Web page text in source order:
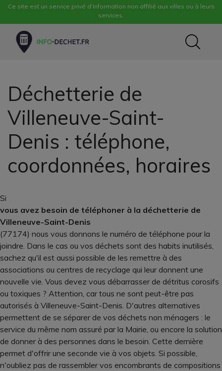
Ce site est un service privé d'information non affilié aux villes ou à leurs
services.
Déchetterie de
Villeneuve-Saint-
Denis : téléphone,
coordonnées, horaires
Si
vous avez besoin de téléphoner à la déchetterie de
Villeneuve-Saint-Denis
(77174) nous vous donnons le numéro de téléphone pour la
joindre. Dans le cas ou vos déchets sont des habits inutilisés,
sachez qu'il est aussi possible de les remettre à des
associations ou centres de recyclage qui leur donnent une
nouvelle vie. Vous devez vous débarrasser de détritus corosifs
ou toxiques ? Attention, car tous ne sont peut-être pas
autorisés à Villeneuve-Saint-Denis. D'autres alternatives
permettent de se séparer de vos déchets non ménagers : le
service du même nom assuré par la Mairie, ou encore la solution
de donner à des personnes dans le besoin. Cette dernière
permet d'offrir une seconde vie à vos objets. Si possible,
n'oubliez pas de rassembler vos encombrants de compositions